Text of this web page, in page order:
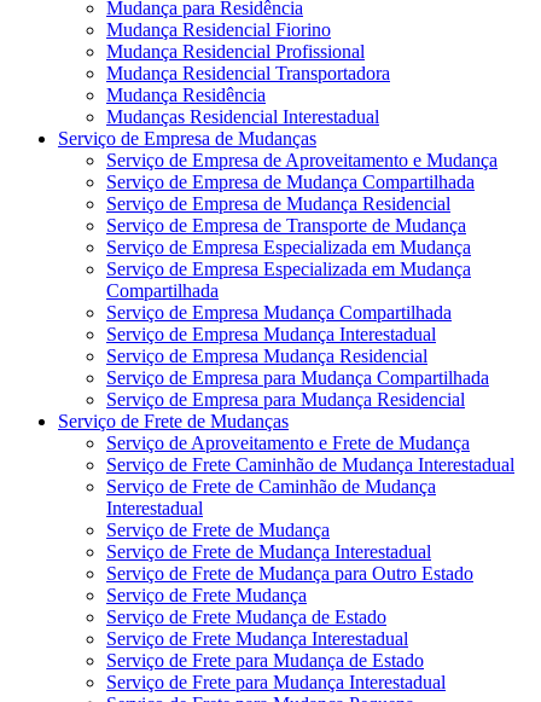
Mudança para Residência
Mudança Residencial Fiorino
Mudança Residencial Profissional
Mudança Residencial Transportadora
Mudança Residência
Mudanças Residencial Interestadual
Serviço de Empresa de Mudanças
Serviço de Empresa de Aproveitamento e Mudança
Serviço de Empresa de Mudança Compartilhada
Serviço de Empresa de Mudança Residencial
Serviço de Empresa de Transporte de Mudança
Serviço de Empresa Especializada em Mudança
Serviço de Empresa Especializada em Mudança
Compartilhada
Serviço de Empresa Mudança Compartilhada
Serviço de Empresa Mudança Interestadual
Serviço de Empresa Mudança Residencial
Serviço de Empresa para Mudança Compartilhada
Serviço de Empresa para Mudança Residencial
Serviço de Frete de Mudanças
Serviço de Aproveitamento e Frete de Mudança
Serviço de Frete Caminhão de Mudança Interestadual
Serviço de Frete de Caminhão de Mudança
Interestadual
Serviço de Frete de Mudança
Serviço de Frete de Mudança Interestadual
Serviço de Frete de Mudança para Outro Estado
Serviço de Frete Mudança
Serviço de Frete Mudança de Estado
Serviço de Frete Mudança Interestadual
Serviço de Frete para Mudança de Estado
Serviço de Frete para Mudança Interestadual